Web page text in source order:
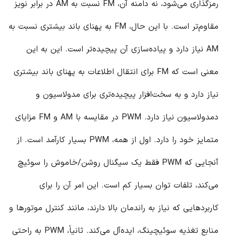
رمزگذاری می‌شود، نه دامنه آن، FM نسبت به AM در برابر نویز
مقاوم‌تر است. با این حال، FM به پهنای باند بیشتری نسبت به
AM نیاز دارد و پیاده‌سازی آن پیچیده‌تر است. این به این
معنی است که FM برای انتقال اطلاعات به پهنای باند بیشتری
نیاز دارد و به سخت‌افزار پیچیده‌تری برای مدولاسیون و
دمدولاسیون نیاز دارد. PWM در مقایسه با AM و FM مزایای
متمایز خود را دارد. اول از همه، PWM بسیار کارآمد است. از
آنجایی که PWM فقط یک سیگنال روشن/خاموش را سوئیچ
می‌کند، تلفات توان بسیار کم است. این امر آن را برای
کاربردهایی که نیاز به راندمان بالا دارند، مانند کنترل موتورها و
منابع تغذیه سوئیچینگ، ایده‌آل می‌کند. ثانیاً، PWM به راحتی